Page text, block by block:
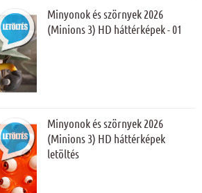
Minyonok és szörnyek 2026
(Minions 3) HD háttérképek - 01
Minyonok és szörnyek 2026
(Minions 3) HD háttérképek
letöltés